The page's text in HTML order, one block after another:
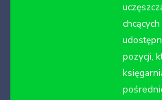
pozycji,